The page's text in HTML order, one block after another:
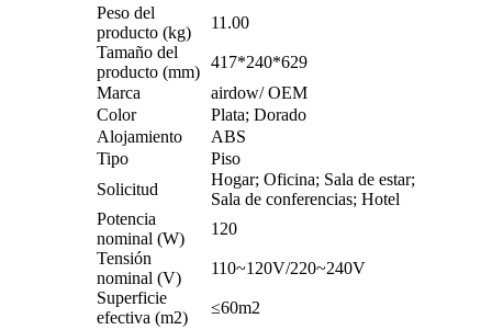
Peso del
producto (kg)
11.00
Tamaño del
producto (mm)
417*240*629
Marca
airdow/ OEM
Color
Plata; Dorado
Alojamiento
ABS
Tipo
Piso
Solicitud
Hogar; Oficina; Sala de estar;
Sala de conferencias; Hotel
Potencia
nominal (W)
120
Tensión
nominal (V)
110~120V/220~240V
Superficie
efectiva (m2)
≤60m2